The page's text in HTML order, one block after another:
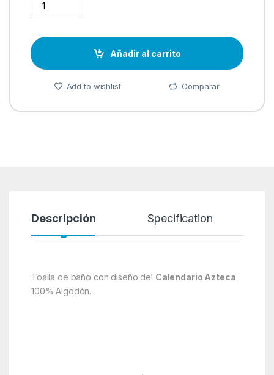
Añadir al carrito
Add to wishlist Comparar
Descripción Specification
Toalla de baño con diseño del Calendario Azteca
100% Algodón.